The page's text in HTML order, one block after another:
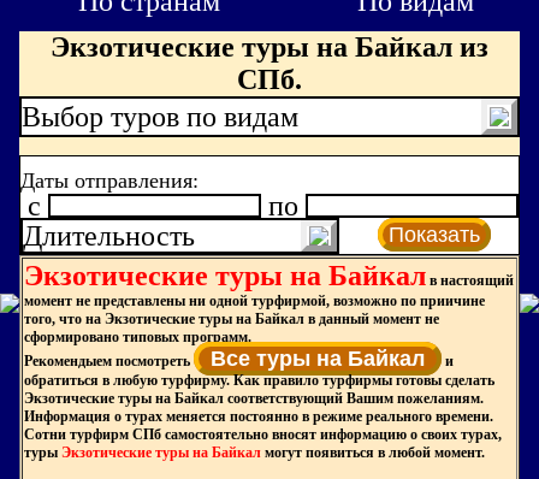
Экзотические туры на Байкал из
СПб.
Выбор туров по видам
Даты отправления:
c
по
Длительность
Показать
Экзотические туры на Байкал в настоящий
момент не представлены ни одной турфирмой, возможно по приичине
того, что на Экзотические туры на Байкал в данный момент не
сформировано типовых программ.
Рекомендыем посмотреть Все туры на Байкал и
обратиться в любую турфирму. Как правило турфирмы готовы сделать
Экзотические туры на Байкал соответствующий Вашим пожеланиям.
Информация о турах меняется постоянно в режиме реального времени.
Сотни турфирм СПб самостоятельно вносят информацию о своих турах,
туры Экзотические туры на Байкал могут появиться в любой момент.